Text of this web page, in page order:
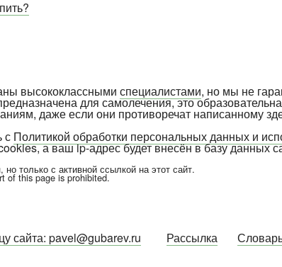
высококласснымиспециалистами, но мы не
для самолечения, это
даже если они противоречат написанному
с Политикой обработки персональных данных и
а ваш ip-адрес будет внесён в базу данных
только с активной ссылкой на этот сайт.
of this page is prohibited.
сайта: pavel@gubarev.ru Рассылка